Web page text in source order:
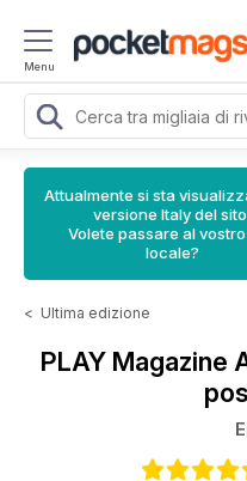
Menu
Attualmente si sta
versione Italy del
Volete passare al
locale?
< Ultima edizione
PLAY Magazine